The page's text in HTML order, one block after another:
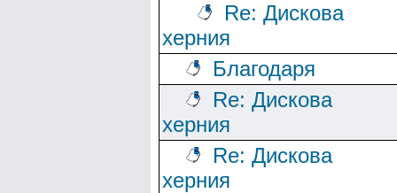
Re: Дискова
херния
Благодаря
Re: Дискова
херния
Re: Дискова
херния